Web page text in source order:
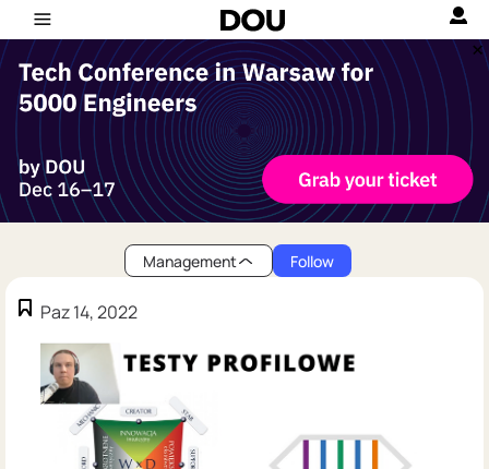
Management Follow
Paz 14, 2022